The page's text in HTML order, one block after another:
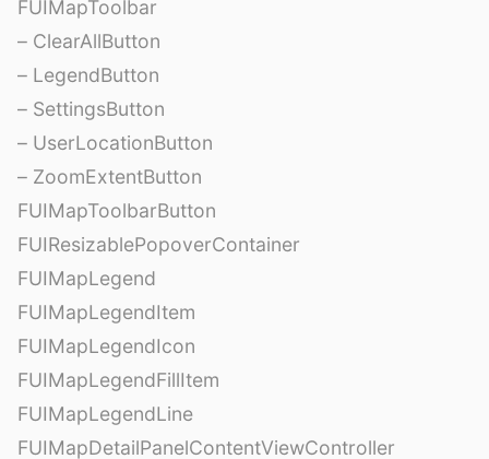
FUIMapToolbar
– ClearAllButton
– LegendButton
– SettingsButton
– UserLocationButton
– ZoomExtentButton
FUIMapToolbarButton
FUIResizablePopoverContainer
FUIMapLegend
FUIMapLegendItem
FUIMapLegendIcon
FUIMapLegendFillItem
FUIMapLegendLine
FUIMapDetailPanelContentViewController